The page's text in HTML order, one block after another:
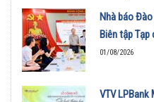
01/08/2026
Nhà báo
Biên tập
01/08/2026
VTV LPBank